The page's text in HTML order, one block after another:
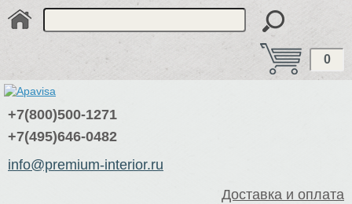
0
+7(800)500-1271
+7(495)646-0482
info@premium-interior.ru
Доставка и оплата